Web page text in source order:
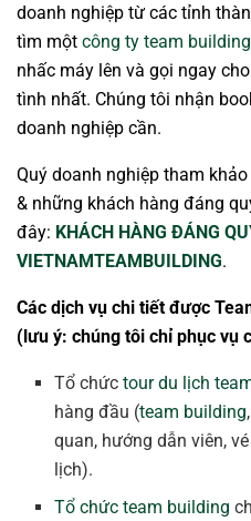
doanh nghiệp từ các tỉnh
tìm một công ty team building
nhấc máy lên và gọi ngay
tình nhất. Chúng tôi nhận
doanh nghiệp cần.
Quý doanh nghiệp tham
& những khách hàng đáng
đây: KHÁCH HÀNG ĐÁNG
VIETNAMTEAMBUILDING.
Các dịch vụ chi tiết được
(lưu ý: chúng tôi chỉ phục vụ
Tổ chứctour du lịch
hàng đầu (team building
quan, hướng dẫn viên,
lịch).
Tổ chức team building